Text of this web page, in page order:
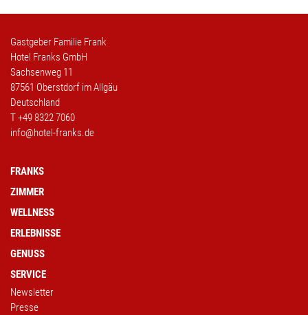
Gastgeber Familie Frank
Hotel Franks GmbH
Sachsenweg 11
87561 Oberstdorf im Allgäu
Deutschland
T+49 8322 7060
info@hotel-franks.de
FRANKS
ZIMMER
WELLNESS
ERLEBNISSE
GENUSS
SERVICE
Newsletter
Presse